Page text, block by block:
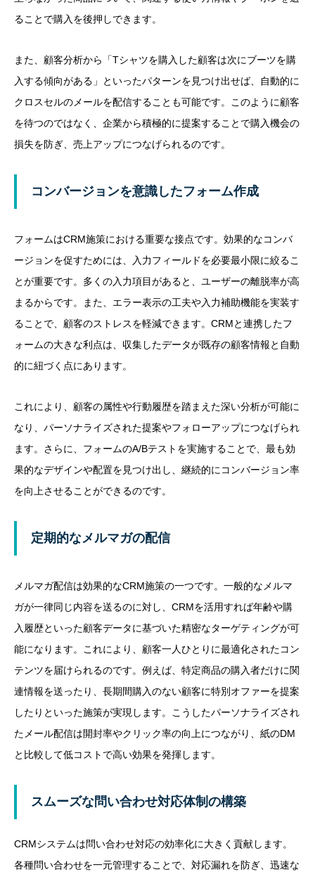
ることで購入を後押しできます。
また、顧客分析から「Tシャツを購入した顧客は次にブーツを購
入する傾向がある」といったパターンを見つけ出せば、自動的に
クロスセルのメールを配信することも可能です。このように顧客
を待つのではなく、企業から積極的に提案することで購入機会の
損失を防ぎ、売上アップにつなげられるのです。
コンバージョンを意識したフォーム作成
フォームはCRM施策における重要な接点です。効果的なコンバ
ージョンを促すためには、入力フィールドを必要最小限に絞るこ
とが重要です。多くの入力項目があると、ユーザーの離脱率が高
まるからです。また、エラー表示の工夫や入力補助機能を実装す
ることで、顧客のストレスを軽減できます。CRMと連携したフ
ォームの大きな利点は、収集したデータが既存の顧客情報と自動
的に紐づく点にあります。
これにより、顧客の属性や行動履歴を踏まえた深い分析が可能に
なり、パーソナライズされた提案やフォローアップにつなげられ
ます。さらに、フォームのA/Bテストを実施することで、最も効
果的なデザインや配置を見つけ出し、継続的にコンバージョン率
を向上させることができるのです。
定期的なメルマガの配信
メルマガ配信は効果的なCRM施策の一つです。一般的なメルマ
ガが一律同じ内容を送るのに対し、CRMを活用すれば年齢や購
入履歴といった顧客データに基づいた精密なターゲティングが可
能になります。これにより、顧客一人ひとりに最適化されたコン
テンツを届けられるのです。例えば、特定商品の購入者だけに関
連情報を送ったり、長期間購入のない顧客に特別オファーを提案
したりといった施策が実現します。こうしたパーソナライズされ
たメール配信は開封率やクリック率の向上につながり、紙のDM
と比較して低コストで高い効果を発揮します。
スムーズな問い合わせ対応体制の構築
CRMシステムは問い合わせ対応の効率化に大きく貢献します。
各種問い合わせを一元管理することで、対応漏れを防ぎ、迅速な